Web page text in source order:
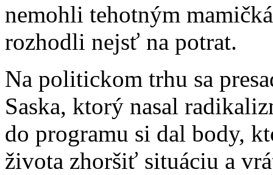
nemohli tehotným
rozhodli nejsť na potrat.
Na politickom trhu sa
Saska, ktorý nasal
do programu si dal body,
života zhoršiť situáciu a